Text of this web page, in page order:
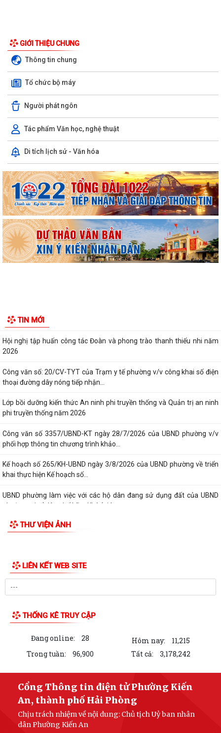
GIỚI THIỆU CHUNG
Thông tin chung
Tổ chức bộ máy
Người phát ngôn
Tác phẩm Văn học, nghệ thuật
Di tích lịch sử - Văn hóa
TIN MỚI
UBND phường triển khai công tác khám sức khoẻ định kỳ, khám sàng
lọc miễn phí cho người dân trên...
Ban đại diện Hội đồng quản trị Ngân hàng Chính sách xã hội phường
Kiến An tổ chức phiên họp giao...
TỪ NGÀY 08/8/2026: NHIỀU THỦ TỤC HÀNH CHÍNH TRỰC TUYẾN TẠI
giữa năm 2026 HĐND thành phố...
Hội nghị tập huấn công tác Đoàn và phong trào thanh thiếu nhi năm
2026
Công văn số: 20/CV-TYT của Trạm y tế phường v/v công khai số điện
thoại đường dây nóng tiếp nhận...
Lớp bồi dưỡng kiến thức An ninh phi truyền thống và Quản trị an ninh
phi truyền thống năm 2026
Công văn số 3357/UBND-KT ngày 28/7/2026 của UBND phường v/v
phối hợp thông tin chương trình khảo...
Kế hoạch số 265/KH-UBND ngày 3/8/2026 của UBND phường về triển
khai thực hiện Kế hoạch số...
UBND phường làm việc với các hộ dân đang sử dụng đất của UBND
phường tại tổ dân phố Lãm Khê (giáp...
PHƯỜNG KIẾN AN THAM DỰ HỘI NGHỊ TRỰC TUYẾN THÀNH PHỐ VỀ
Lễ chào cờ tháng 8/2026
Thông báo số 1298/TB-UBND ngày 31/7/2026 về việc công bố kế
việc công bố kế hoạch, danh mục khu đất...
Công văn số: 3386/UBND-KT về viêc công khai Quyết định số
Các chí lãnh đạo Đảng ủy, HĐND, UBND phường Kiến An và Công đoàn
phường dâng hương tưởng niệm đồng...
Công văn số 3385/UBND-KT ngày 29/7/2026 của UBND phường v/v
THƯ VIỆN ẢNH
LIÊN KẾT WEB SITE
THỐNG KÊ TRUY CẬP